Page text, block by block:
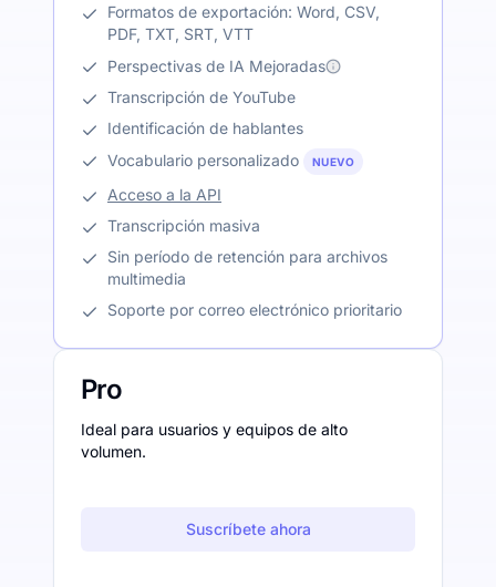
Formatos de exportación: Word, CSV,
PDF, TXT, SRT, VTT
Perspectivas de IA Mejoradas
Transcripción de YouTube
Identificación de hablantes
Vocabulario personalizado
NUEVO
Acceso a la API
Transcripción masiva
Sin período de retención para archivos
multimedia
Soporte por correo electrónico prioritario
Pro
Ideal para usuarios y equipos de alto
volumen.
Suscríbete ahora